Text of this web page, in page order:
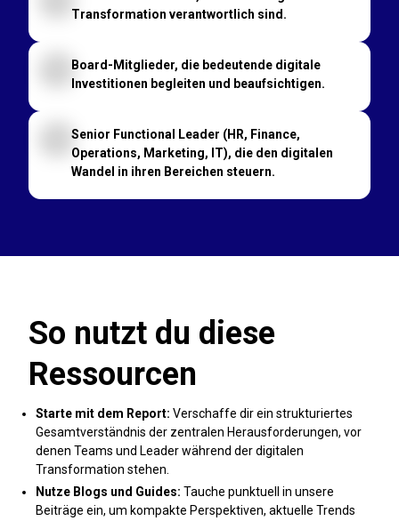
Transformation verantwortlich sind.
Board-Mitglieder, die bedeutende digitale
Investitionen begleiten und beaufsichtigen.
Senior Functional Leader (HR, Finance,
Operations, Marketing, IT), die den digitalen
Wandel in ihren Bereichen steuern.
So nutzt du diese
Ressourcen
Starte mit dem Report: Verschaffe dir ein strukturiertes
Gesamtverständnis der zentralen Herausforderungen, vor
denen Teams und Leader während der digitalen
Transformation stehen.
Nutze Blogs und Guides: Tauche punktuell in unsere
Beiträge ein, um kompakte Perspektiven, aktuelle Trends